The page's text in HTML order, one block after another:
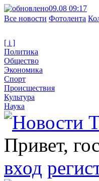
09.08 09:17
Все новости Фотолента
[ i ]
Политика
Общество
Экономика
Спорт
Происшествия
Культура
Наука
Привет,
вход